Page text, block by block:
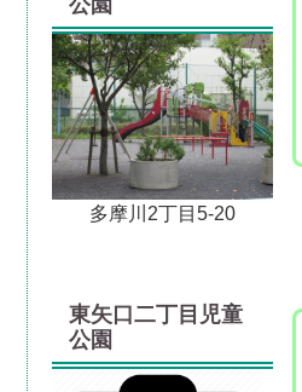
多摩川2丁目5-20
東矢口二丁目児童
公園